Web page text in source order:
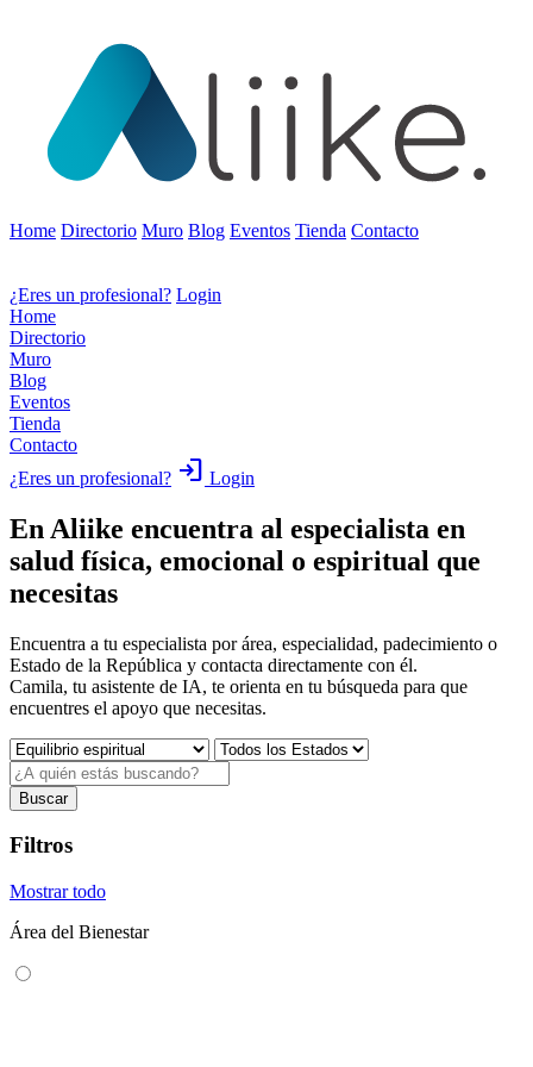
Home Directorio Muro Blog Eventos Tienda Contacto
¿Eres un profesional? Login
Home
Directorio
Muro
Blog
Eventos
Tienda
Contacto
¿Eres un profesional? login Login
En Aliike encuentra al especialista en
salud física, emocional o espiritual que
necesitas
Encuentra a tu especialista por área, especialidad, padecimiento o
Estado de la República y contacta directamente con él.
Camila, tu asistente de IA, te orienta en tu búsqueda para que
encuentres el apoyo que necesitas.
Buscar
Filtros
Mostrar todo
Área del Bienestar